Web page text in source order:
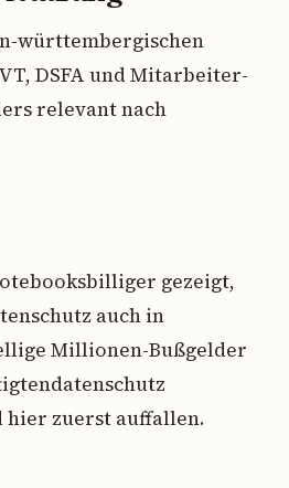
württembergischen
DSFA und Mitarbeiter-
relevant nach
gezeigt,
auch in
Millionen-Bußgelder
zuerst auffallen.